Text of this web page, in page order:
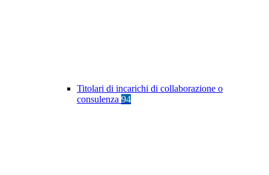
Titolari di incarichi di collaborazione o
consulenza 94